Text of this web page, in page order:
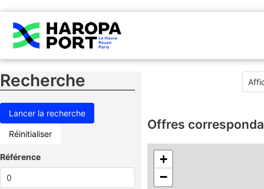
Recherche
Réinitialiser
Référence
Offres
+
−